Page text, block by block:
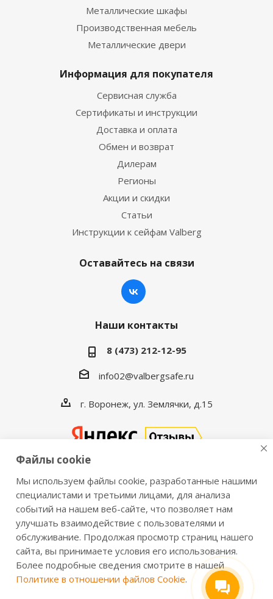
Металлические шкафы
Производственная мебель
Металлические двери
Информация для покупателя
Сервисная служба
Сертификаты и инструкции
Доставка и оплата
Обмен и возврат
Дилерам
Регионы
Акции и скидки
Статьи
Инструкции к сейфам Valberg
Оставайтесь на связи
Наши контакты
8 (473) 212-12-95
info02@valbergsafe.ru
г. Воронеж, ул. Землячки, д.15
2016-2026 © VALBERGSAFE.RU — Интернет-магазин
сейфов Valberg и металлической мебели Практик.
Продажа сейфов для дома и офиса, металлических
шкафов, стеллажей, металлических дверей.
Информация о розничных ценах, технических
характеристиках, наличии на складе носит справочный
характер и не является публичной офертой,
Файлы cookie
Мы используем файлы cookie, разработанные нашими
специалистами и третьими лицами, для анализа
событий на нашем веб-сайте, что позволяет нам
улучшать взаимодействие с пользователями и
обслуживание. Продолжая просмотр страниц нашего
сайта, вы принимаете условия его использования.
Более подробные сведения смотрите в нашей
Политике в отношении файлов Cookie.